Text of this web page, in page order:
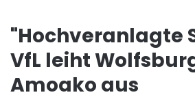
"Hochveranlagte
VfL leiht
Amoako aus